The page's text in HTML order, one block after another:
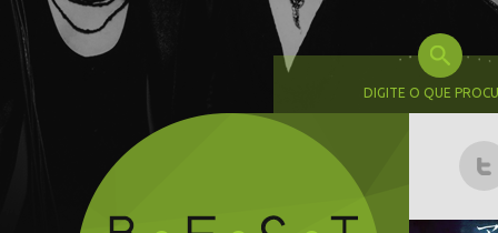
DIGITE O QUE